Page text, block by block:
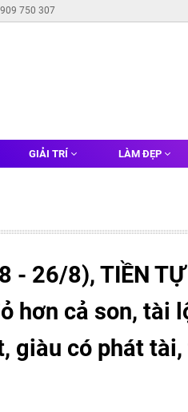
750 307
GIẢI TRÍ LÀM ĐẸP
- 26/8), TIỀN
hơn cả son, tài
giàu có phát tài,